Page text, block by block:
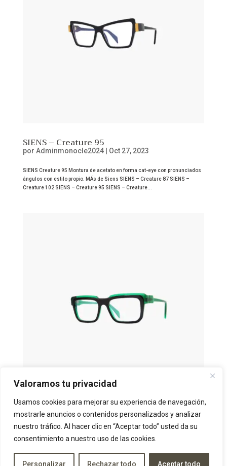
Valoramos tu privacidad
Usamos cookies para mejorar su experiencia de navegación,
mostrarle anuncios o contenidos personalizados y analizar
nuestro tráfico. Al hacer clic en “Aceptar todo” usted da su
consentimiento a nuestro uso de las cookies.
Personalizar Rechazar todo Aceptar todo
SIENS – Creature 95
por Adminmonocle2024| Oct 27, 2023
SIENS Creature 95 Montura de acetato en forma cat-eye con pronunciados
ángulos con estilo propio. MÁs de Siens SIENS – Creature 87 SIENS –
Creature 102 SIENS – Creature 95 SIENS – Creature...
SIENS – Creature 96
por Adminmonocle2024 Oct 27, 2023
SIENS Creature 96 Montura óptica únisex, de acetato grueso, en forma